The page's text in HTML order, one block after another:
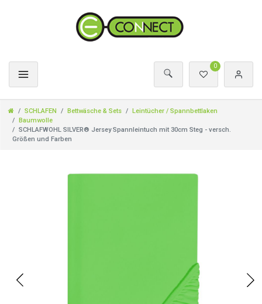
0
SCHLAFEN Bettwäsche & Sets
Leintücher / Spannbettlaken
Baumwolle
SCHLAFWOHL SILVER® Jersey Spannleintuch mit 30cm Steg - versch.
Größen und Farben